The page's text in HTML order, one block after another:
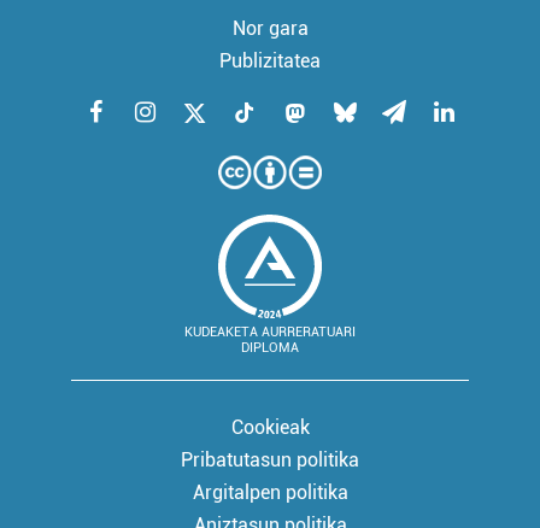
Nor gara
Publizitatea
KUDEAKETA AURRERATUARI
DIPLOMA
Cookieak
Pribatutasun politika
Argitalpen politika